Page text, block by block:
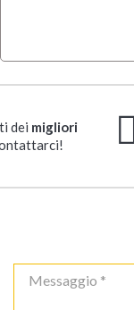
dei migliori